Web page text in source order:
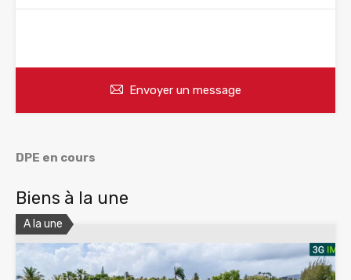
Envoyer un message
DPE en cours
Biens à la une
A la une